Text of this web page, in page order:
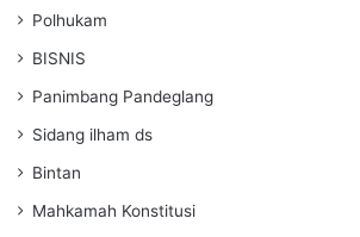
Polhukam
BISNIS
Panimbang Pandeglang
Sidang ilham ds
Bintan
Mahkamah Konstitusi